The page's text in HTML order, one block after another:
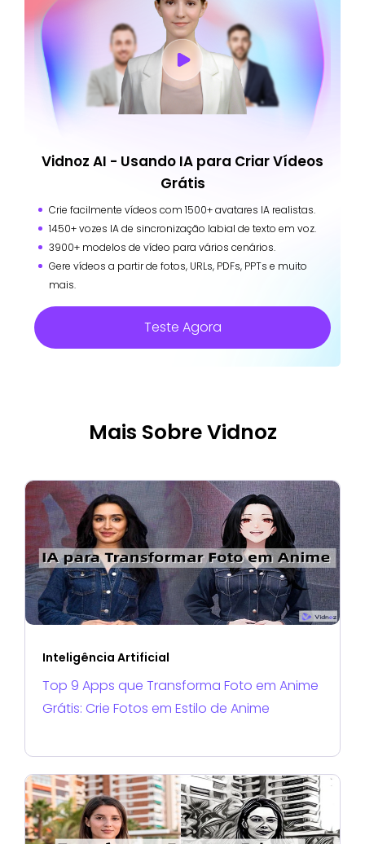
Vidnoz AI - Usando IA para Criar Vídeos
Grátis
Crie facilmente vídeos com 1500+ avatares IA realistas.
1450+ vozes IA de sincronização labial de texto em voz.
3900+ modelos de vídeo para vários cenários.
Gere vídeos a partir de fotos, URLs, PDFs, PPTs e muito
mais.
Teste Agora
Mais Sobre Vidnoz
Inteligência Artificial
Top 9 Apps que Transforma Foto em Anime
Grátis: Crie Fotos em Estilo de Anime